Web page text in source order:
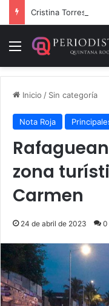
Cristina Torres, la
Menú
Inicio / Sin categoría
Nota Roja
zona
Carmen
24 de abril de 2023 0